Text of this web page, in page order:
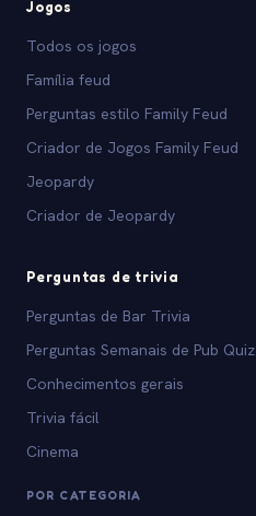
Jogos
Todos os jogos
Família feud
Perguntas estilo Family Feud
Criador de Jogos Family Feud
Jeopardy
Criador de Jeopardy
Perguntas de trivia
Perguntas de Bar Trivia
Perguntas Semanais de Pub Quiz
Conhecimentos gerais
Trivia fácil
Cinema
POR CATEGORIA